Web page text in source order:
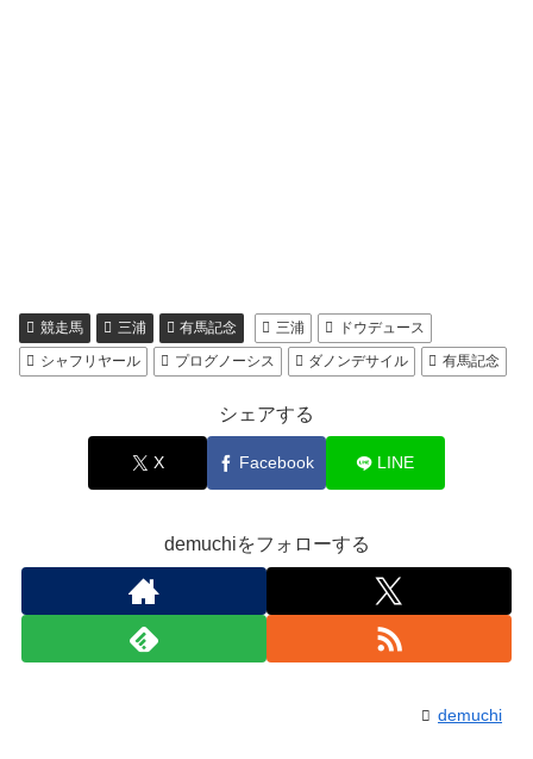
競走馬 三浦 有馬記念 三浦
ドウデュース
シャフリヤール
プログノーシス ダノンデサイル 有馬記念
シェアする
X Facebook LINE
demuchiをフォローする
demuchi